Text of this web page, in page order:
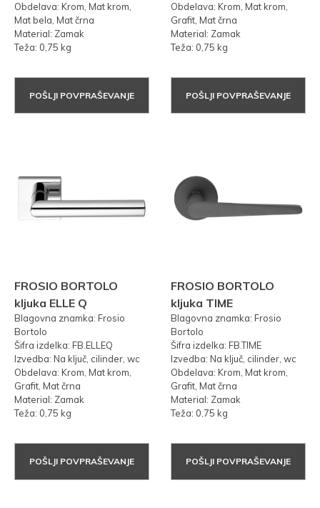
Obdelava: Krom, Mat krom,
Mat bela, Mat črna
Material: Zamak
Teža: 0,75 kg
POŠLJI POVPRAŠEVANJE
Obdelava: Krom, Mat krom,
Grafit, Mat črna
Material: Zamak
Teža: 0,75 kg
POŠLJI POVPRAŠEVANJE
FROSIO BORTOLO
kljuka ELLE Q
Blagovna znamka: Frosio
Bortolo
Šifra izdelka: FB.ELLEQ
Izvedba: Na ključ, cilinder, wc
Obdelava: Krom, Mat krom,
Grafit, Mat črna
Material: Zamak
Teža: 0,75 kg
POŠLJI POVPRAŠEVANJE
FROSIO BORTOLO
kljuka TIME
Blagovna znamka: Frosio
Bortolo
Šifra izdelka: FB.TIME
Izvedba: Na ključ, cilinder, wc
Obdelava: Krom, Mat krom,
Grafit, Mat črna
Material: Zamak
Teža: 0,75 kg
POŠLJI POVPRAŠEVANJE